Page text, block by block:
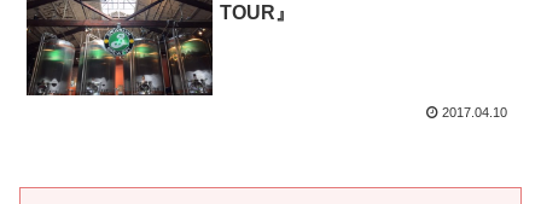
TOUR』
2017.04.10